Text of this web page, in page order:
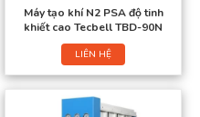
Máy tạo khí N2 PSA độ tinh
khiết cao Tecbell TBD-90N
LIÊN HỆ